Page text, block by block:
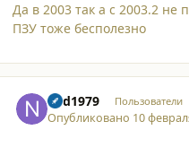
Да в 2003 так а с 2003.2 не
ПЗУ тоже бесполезно
ned1979 Пользователи
Опубликовано 10